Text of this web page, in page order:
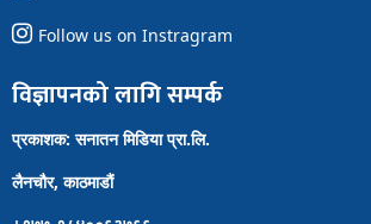
Follow us on Instragram
विज्ञापनको लागि सम्पर्क
प्रकाशक: सनातन मिडिया प्रा.लि.
लैनचौर, काठमाडौं